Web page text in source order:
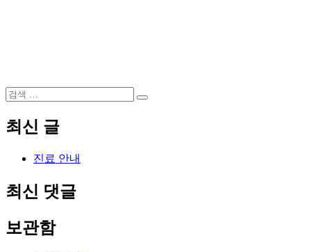
검
검
최신 글
진료 안내
최신 댓글
보관함